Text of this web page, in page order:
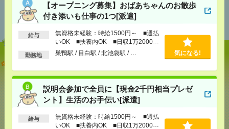
【オープニング募集】おばあちゃんのお散歩
付き添いも仕事の1つ[派遣]
給与
無資格未経験：時給1500円～ ■週払
いOK ■扶養内OK ■日収1万2000円
以上
勤務地 巣鴨駅 / 目白駅 / 北池袋駅 / … 気になる!
説明会参加で全員に【現金2千円相当プレゼ
ント】生活のお手伝い[派遣]
給与
無資格未経験：時給1500円～ ■週払
いOK ■扶養内OK ■日収1万2000円
あなたの閲覧履歴からの
おすすめ
【オープニング募集】おばあちゃんのお散歩付き添
いも仕事の1つ[派遣]
[給 与]
無資格未経験：時給1500円～ ■週払い
OK ■扶養内OK ■日収1万2000円以上
[勤務地]巣鴨駅/目白駅/北池袋駅/…